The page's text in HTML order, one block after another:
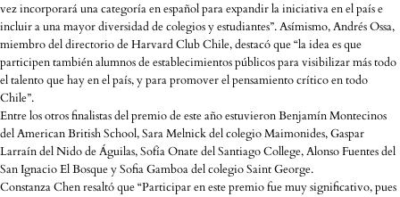
vez incorporará una categoría en español para expandir la iniciativa en el país e
incluir a una mayor diversidad de colegios y estudiantes”. Asímismo, Andrés Ossa,
miembro del directorio de Harvard Club Chile, destacó que “la idea es que
participen también alumnos de establecimientos públicos para visibilizar más todo
el talento que hay en el país, y para promover el pensamiento crítico en todo
Chile”.
Entre los otros finalistas del premio de este año estuvieron Benjamín Montecinos
del American British School, Sara Melnick del colegio Maimonides, Gaspar
Larraín del Nido de Águilas, Sofía Onate del Santiago College, Alonso Fuentes del
San Ignacio El Bosque y Sofia Gamboa del colegio Saint George.
Constanza Chen resaltó que “Participar en este premio fue muy significativo, pues